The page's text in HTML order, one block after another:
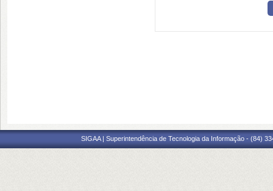
SIGAA | Superintendência de Tecnologia da Informação - (84)